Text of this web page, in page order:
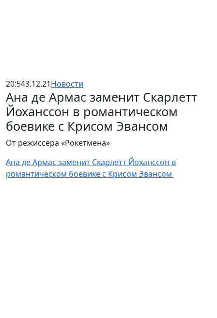
20:543.12.21Новости
Ана де Армас заменит Скарлетт
Йоханссон в романтическом
боевике с Крисом Эвансом
От режиссера «Рокетмена»
Ана де Армас заменит Скарлетт Йоханссон в
романтическом боевике с Крисом Эвансом